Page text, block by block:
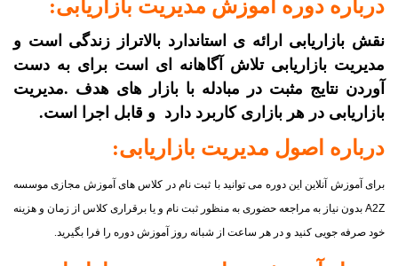
درباره دوره آموزش مدیریت بازاریابی:
نقش بازاریابی ارائه ی استاندارد بالاتراز زندگی است و
مدیریت بازاریابی تلاش آگاهانه ای است برای به دست
آوردن نتایج مثبت در مبادله با بازار های هدف .مدیریت
بازاریابی در هر بازاری کاربرد دارد و قابل اجرا است.
درباره اصول مدیریت بازاریابی:
برای آموزش آنلاین این دوره می توانید با ثبت نام در کلاس های آموزش مجازی موسسه
A2Z بدون نیاز به مراجعه حضوری به منظور ثبت نام و یا برقراری کلاس از زمان و هزینه
خود صرفه جویی کنید و در هر ساعت از شبانه روز آموزش دوره را فرا بگیرید.